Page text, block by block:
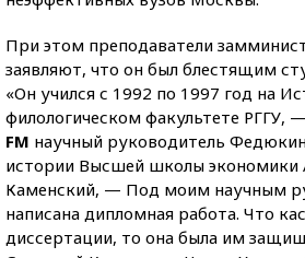
При этом преподаватели
заявляют, что он был блестящим
«Он учился с 1992 по 1997 год на
филологическом факультете РГГУ,
FM научный руководитель
истории Высшей школы экономики
Каменский, — Под моим научным
написана дипломная работа. Что
диссертации, то она была им